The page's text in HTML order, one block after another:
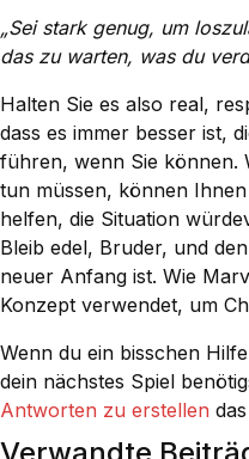
„Sei stark genug, um
das zu warten, was du
Halten Sie es also real,
dass es immer besser ist,
führen, wenn Sie können.
tun müssen, können
helfen, die Situation
Bleib edel, Bruder, und
neuer Anfang ist. Wie
Konzept verwendet, um
Wenn du ein bisschen
dein nächstes Spiel
Antworten zu erstellen